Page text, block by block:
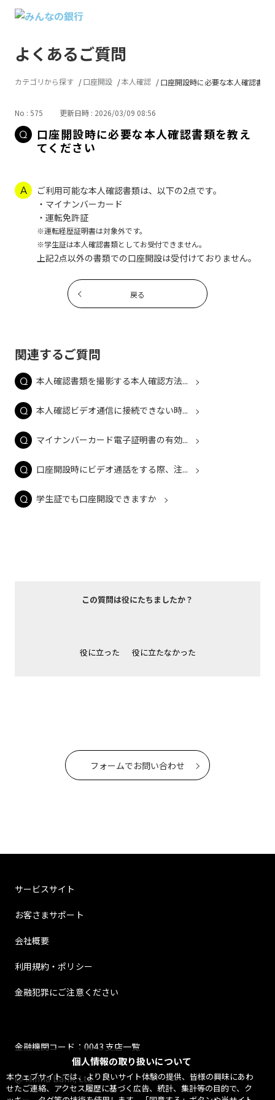
よくあるご質問
個人情報の取り扱いについて
本ウェブサイトでは、より良いサイト体験の提供、皆様の興味にあわ
せたご連絡、アクセス履歴に基づく広告、統計、集計等の目的で、ク
カテゴリから探す 口座開設 本人確認 口座開設時に必要な本人確認書類
No : 575 更新日時 : 2026/03/09 08:56
口座開設時に必要な本人確認書類を教え
てください
ご利用可能な本人確認書類は、以下の2点です。
・マイナンバーカード
・運転免許証
※運転経歴証明書は対象外です。
※学生証は本人確認書類としてお受付できません。
上記2点以外の書類での口座開設は受付けておりません。
戻る
関連するご質問
本人確認書類を撮影する本人確認方法...
本人確認ビデオ通信に接続できない時...
マイナンバーカード電子証明書の有効...
口座開設時にビデオ通話をする際、注...
学生証でも口座開設できますか
この質問は役にたちましたか？
役に立った 役に立たなかった
フォームでお問い合わせ
サービスサイト
お客さまサポート
会社概要
利用規約・ポリシー
金融犯罪にご注意ください
金融機関コード：0043 支店一覧
@ Minna Bank, Ltd.